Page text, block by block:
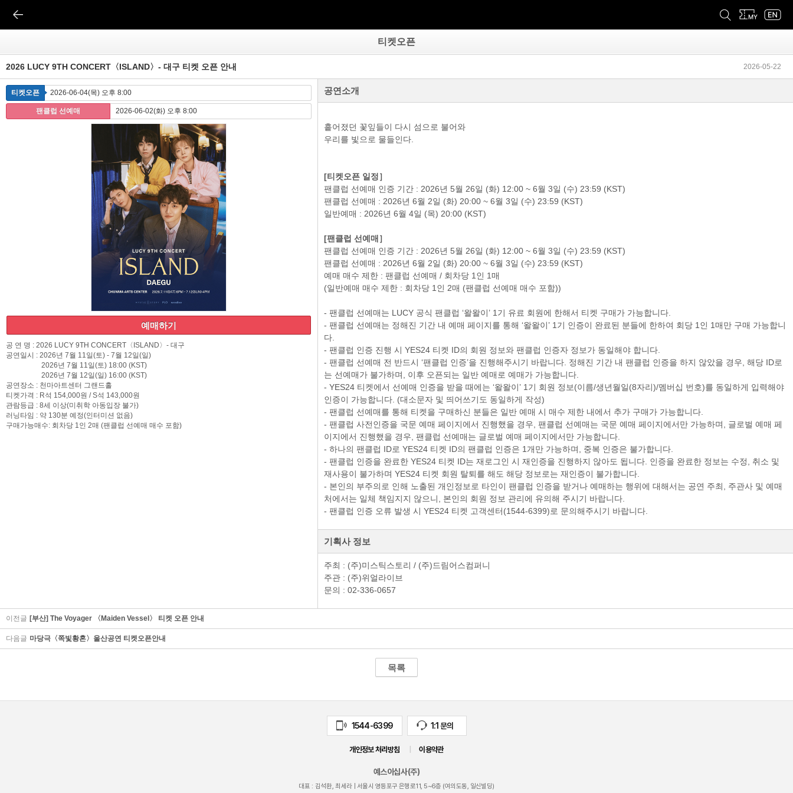
티켓오픈
2026 LUCY 9TH CONCERT〈ISLAND〉- 대구 티켓 오픈 안내 2026-05-22
예매하기
티켓오픈 2026-06-04(목) 오후 8:00
팬클럽 선예매 2026-06-02(화) 오후 8:00
공 연 명 : 2026 LUCY 9TH CONCERT〈ISLAND〉- 대구
공연일시 : 2026년 7월 11일(토) - 7월 12일(일)
2026년 7월 11일(토) 18:00 (KST)
2026년 7월 12일(일) 16:00 (KST)
공연장소 : 천마아트센터 그랜드홀
티켓가격 : R석 154,000원 / S석 143,000원
관람등급 : 8세 이상(미취학 아동입장 불가)
러닝타임 : 약 130분 예정(인터미션 없음)
구매가능매수: 회차당 1인 2매 (팬클럽 선예매 매수 포함)
공연소개
흩어졌던 꽃잎들이 다시 섬으로 불어와
우리를 빛으로 물들인다.
[티켓오픈 일정］
팬클럽 선예매 인증 기간 : 2026년 5월 26일 (화) 12:00 ~ 6월 3일 (수) 23:59 (KST)
팬클럽 선예매 : 2026년 6월 2일 (화) 20:00 ~ 6월 3일 (수) 23:59 (KST)
일반예매 : 2026년 6월 4일 (목) 20:00 (KST)
[팬클럽 선예매］
팬클럽 선예매 인증 기간 : 2026년 5월 26일 (화) 12:00 ~ 6월 3일 (수) 23:59 (KST)
팬클럽 선예매 : 2026년 6월 2일 (화) 20:00 ~ 6월 3일 (수) 23:59 (KST)
예매 매수 제한 : 팬클럽 선예매 / 회차당 1인 1매
(일반예매 매수 제한 : 회차당 1인 2매 (팬클럽 선예매 매수 포함))
- 팬클럽 선예매는 LUCY 공식 팬클럽 ‘왈왈이’ 1기 유료 회원에 한해서 티켓 구매가 가능합니다.
- 팬클럽 선예매는 정해진 기간 내 예매 페이지를 통해 ‘왈왈이’ 1기 인증이 완료된 분들에 한하여 회당 1인 1매만 구매 가능합니
다.
- 팬클럽 인증 진행 시 YES24 티켓 ID의 회원 정보와 팬클럽 인증자 정보가 동일해야 합니다.
- 팬클럽 선예매 전 반드시 ‘팬클럽 인증’을 진행해주시기 바랍니다. 정해진 기간 내 팬클럽 인증을 하지 않았을 경우, 해당 ID로
는 선예매가 불가하며, 이후 오픈되는 일반 예매로 예매가 가능합니다.
- YES24 티켓에서 선예매 인증을 받을 때에는 ‘왈왈이’ 1기 회원 정보(이름/생년월일(8자리)/멤버십 번호)를 동일하게 입력해야
인증이 가능합니다. (대소문자 및 띄어쓰기도 동일하게 작성)
- 팬클럽 선예매를 통해 티켓을 구매하신 분들은 일반 예매 시 매수 제한 내에서 추가 구매가 가능합니다.
- 팬클럽 사전인증을 국문 예매 페이지에서 진행했을 경우, 팬클럽 선예매는 국문 예매 페이지에서만 가능하며, 글로벌 예매 페
이지에서 진행했을 경우, 팬클럽 선예매는 글로벌 예매 페이지에서만 가능합니다.
- 하나의 팬클럽 ID로 YES24 티켓 ID의 팬클럽 인증은 1개만 가능하며, 중복 인증은 불가합니다.
- 팬클럽 인증을 완료한 YES24 티켓 ID는 재로그인 시 재인증을 진행하지 않아도 됩니다. 인증을 완료한 정보는 수정, 취소 및
재사용이 불가하며 YES24 티켓 회원 탈퇴를 해도 해당 정보로는 재인증이 불가합니다.
- 본인의 부주의로 인해 노출된 개인정보로 타인이 팬클럽 인증을 받거나 예매하는 행위에 대해서는 공연 주최, 주관사 및 예매
처에서는 일체 책임지지 않으니, 본인의 회원 정보 관리에 유의해 주시기 바랍니다.
- 팬클럽 인증 오류 발생 시 YES24 티켓 고객센터(1544-6399)로 문의해주시기 바랍니다.
기획사 정보
주최 : (주)미스틱스토리 / (주)드림어스컴퍼니
주관 : (주)위얼라이브
문의 : 02-336-0657
이전글 [부산] The Voyager 〈Maiden Vessel〉 티켓 오픈 안내
다음글 마당극〈쪽빛황혼〉울산공연 티켓오픈안내
목록
1544-6399 1:1 문의
개인정보 처리방침 이용약관
예스이십사(주)
대표 : 김석환, 최세라 | 서울시 영등포구 은행로11, 5~6층 (여의도동, 일신빌딩)